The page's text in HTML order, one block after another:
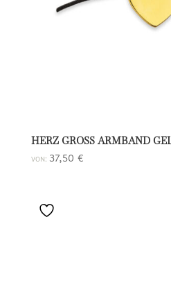
HERZ GROSS ARMBAND
VON: 37,50 €